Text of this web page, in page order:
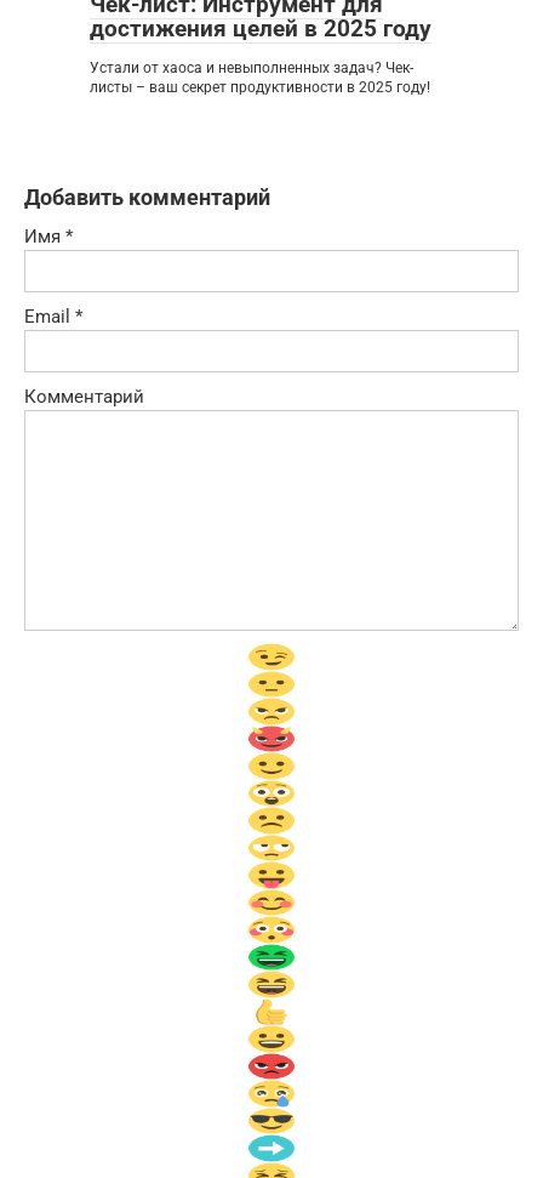
достижения целей в 2025 году
Устали от хаоса и невыполненных задач? Чек-
листы – ваш секрет продуктивности в 2025 году!
Добавить комментарий
Имя *
Email *
Комментарий